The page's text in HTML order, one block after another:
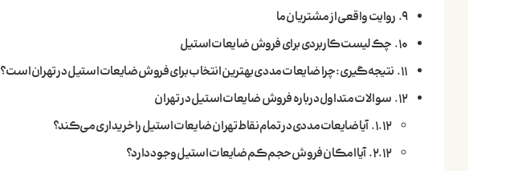
روایت واقعی از مشتریان ما
چک‌لیست کاربردی برای فروش ضایعات استیل
نتیجه‌گیری: چرا ضایعات مددی بهترین انتخاب برای فروش ضایعات استیل در تهران است؟
سوالات متداول درباره فروش ضایعات استیل در تهران
آیا ضایعات مددی در تمام نقاط تهران ضایعات استیل را خریداری می‌کند؟
آیا امکان فروش حجم کم ضایعات استیل وجود دارد؟